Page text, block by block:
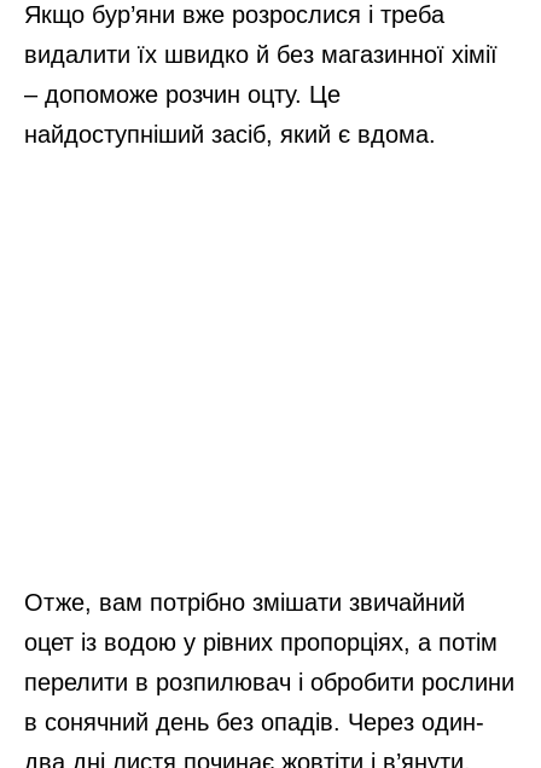
Якщо бур’яни вже розрослися і треба
видалити їх швидко й без магазинної хімії
– допоможе розчин оцту. Це
найдоступніший засіб, який є вдома.
Отже, вам потрібно змішати звичайний
оцет із водою у рівних пропорціях, а потім
перелити в розпилювач і обробити рослини
в сонячний день без опадів. Через один-
два дні листя починає жовтіти і в’янути.